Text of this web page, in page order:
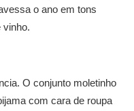
o ano em tons
vinho.
O conjunto moletinho
com cara de roupa